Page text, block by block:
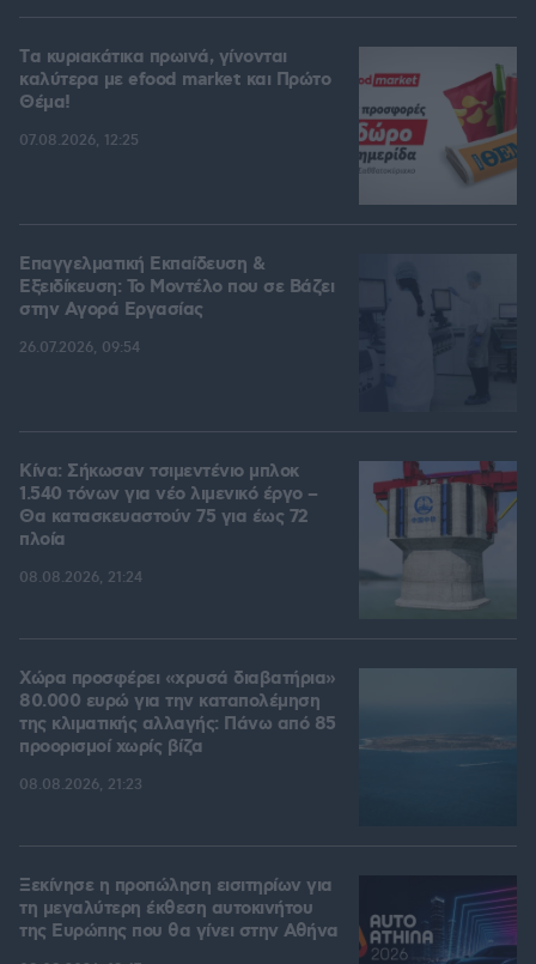
Tα κυριακάτικα πρωινά, γίνονται
καλύτερα με efood market και Πρώτο
Θέμα!
07.08.2026, 12:25
Επαγγελματική Εκπαίδευση &
Εξειδίκευση: Το Mοντέλο που σε Bάζει
στην Aγορά Eργασίας
26.07.2026, 09:54
Κίνα: Σήκωσαν τσιμεντένιο μπλοκ
1.540 τόνων για νέο λιμενικό έργο –
Θα κατασκευαστούν 75 για έως 72
πλοία
08.08.2026, 21:24
Χώρα προσφέρει «χρυσά διαβατήρια»
80.000 ευρώ για την καταπολέμηση
της κλιματικής αλλαγής: Πάνω από 85
προορισμοί χωρίς βίζα
08.08.2026, 21:23
Ξεκίνησε η προπώληση εισιτηρίων για
τη μεγαλύτερη έκθεση αυτοκινήτου
της Ευρώπης που θα γίνει στην Αθήνα